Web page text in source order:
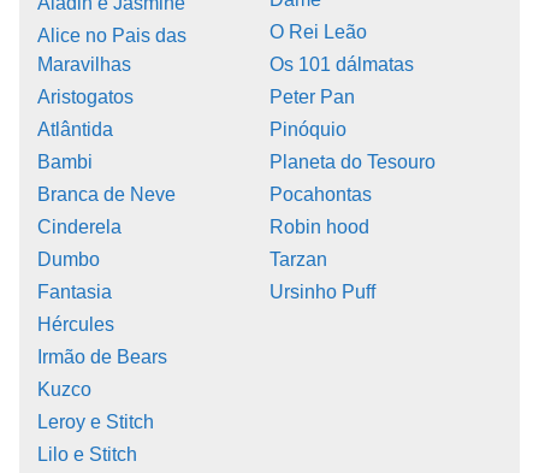
Alice no Pais das
Maravilhas
Aristogatos
Atlântida
Bambi
Branca de Neve
Cinderela
Dumbo
Fantasia
Hércules
Irmão de Bears
Kuzco
Leroy e Stitch
Lilo e Stitch
O Rei Leão
Os 101 dálmatas
Peter Pan
Pinóquio
Planeta do Tesouro
Pocahontas
Robin hood
Tarzan
Ursinho Puff